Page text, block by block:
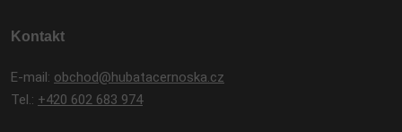
Kontakt
E-mail: obchod@hubatacernoska.cz
Tel.: +420 602 683 974